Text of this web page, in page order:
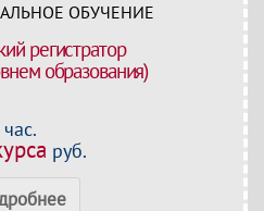
ОБУЧЕНИЕ
регистратор
образования)
час.
руб.